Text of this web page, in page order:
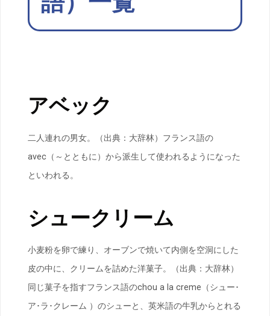
アベック
二人連れの男女。（出典：大辞林）フランス語の
avec（～とともに）から派生して使われるようになった
といわれる。
シュークリーム
小麦粉を卵で練り、オーブンで焼いて内側を空洞にした
皮の中に、クリームを詰めた洋菓子。（出典：大辞林）
同じ菓子を指すフランス語のchou a la creme（シュー･
ア･ラ･クレーム ）のシューと、英米語の牛乳からとれる